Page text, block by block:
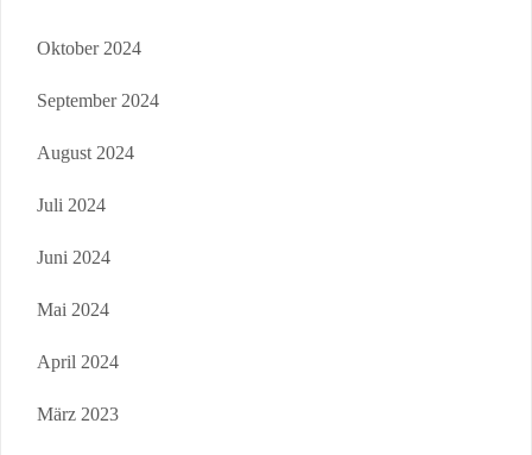
Oktober 2024
September 2024
August 2024
Juli 2024
Juni 2024
Mai 2024
April 2024
März 2023